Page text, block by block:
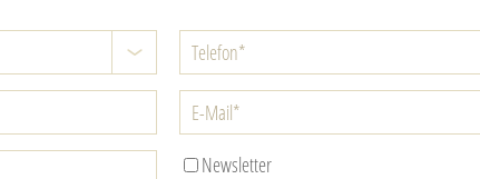
Newsletter